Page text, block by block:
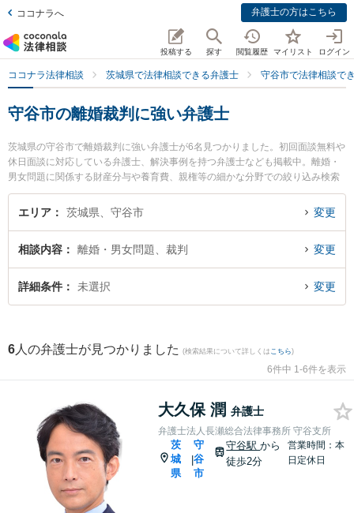
ココナラへ 弁護士の方はこちら
投稿する 探す 閲覧履歴 マイリスト ログイン
ココナラ法律相談 茨城県で法律相談できる弁護士 守谷市で法律相談で
守谷市の離婚裁判に強い弁護士
茨城県の守谷市で離婚裁判に強い弁護士が6名見つかりました。初回面談無料や
休日面談に対応している弁護士、解決事例を持つ弁護士なども掲載中。離婚・
男女問題に関係する財産分与や養育費、親権等の細かな分野での絞り込み検索
もでき便利です。特に弁護士法人長瀬総合法律事務所 守谷支所の大久保 潤弁護
士や弁護士法人翠 守谷事務所の山田 雄治弁護士、市川法律事務所の吉津 和輝
い』『離婚裁判のトラブル解決の実績豊富な近くの弁護士を検索したい』『初
回相談無料で離婚裁判を法律相談できる守谷市内の弁護士に相談予約したい』
などでお困りの相談者さんにおすすめです。
エリア 茨城県、守谷市 変更
相談内容 離婚・男女問題、裁判 変更
詳細条件 未選択 変更
6 人の弁護士が見つかりました (検索結果について詳しくは こちら)
6件中 1-6件を表示
大久保 潤 弁護士
弁護士法人長瀬総合法律事務所 守谷支所
茨
城
県
|
守
谷
市
守谷駅から
徒歩2分
営業時間：本
日定休日